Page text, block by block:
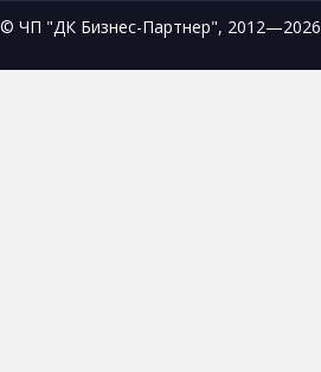
© ЧП "ДК Бизнес-Партнер", 2012—2026